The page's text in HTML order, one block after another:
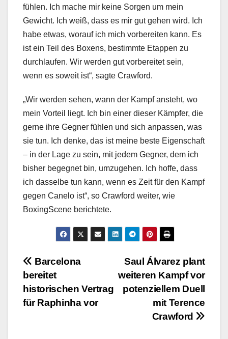
fühlen. Ich mache mir keine Sorgen um mein
Gewicht. Ich weiß, dass es mir gut gehen wird. Ich
habe etwas, worauf ich mich vorbereiten kann. Es
ist ein Teil des Boxens, bestimmte Etappen zu
durchlaufen. Wir werden gut vorbereitet sein,
wenn es soweit ist“, sagte Crawford.
„Wir werden sehen, wann der Kampf ansteht, wo
mein Vorteil liegt. Ich bin einer dieser Kämpfer, die
gerne ihre Gegner fühlen und sich anpassen, was
sie tun. Ich denke, das ist meine beste Eigenschaft
– in der Lage zu sein, mit jedem Gegner, dem ich
bisher begegnet bin, umzugehen. Ich hoffe, dass
ich dasselbe tun kann, wenn es Zeit für den Kampf
gegen Canelo ist“, so Crawford weiter, wie
BoxingScene berichtete.
Beitragsnavigation
Saul Álvarez plant
weiteren Kampf vor
potenziellem Duell
mit Terence
Crawford
Barcelona
bereitet
historischen Vertrag
für Raphinha vor